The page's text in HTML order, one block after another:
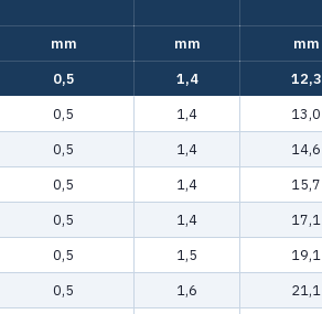
mm mm mm
0,5 1,4 12,3
0,5 1,4 13,0
0,5 1,4 14,6
0,5 1,4 15,7
0,5 1,4 17,1
0,5 1,5 19,1
0,5 1,6 21,1